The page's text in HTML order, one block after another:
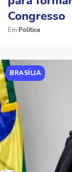
Congresso
Política
BRASÍLIA